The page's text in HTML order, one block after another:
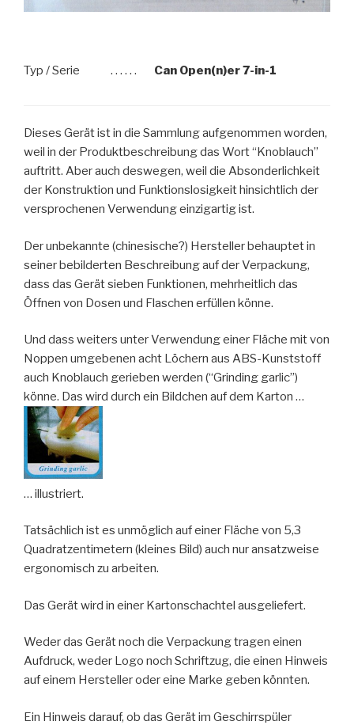
Typ / Serie . . . . . . Can Open(n)er 7-in-1
Dieses Gerät ist in die Sammlung aufgenommen worden,
weil in der Produktbeschreibung das Wort “Knoblauch”
auftritt. Aber auch deswegen, weil die Absonderlichkeit
der Konstruktion und Funktionslosigkeit hinsichtlich der
versprochenen Verwendung einzigartig ist.
Der unbekannte (chinesische?) Hersteller behauptet in
seiner bebilderten Beschreibung auf der Verpackung,
dass das Gerät sieben Funktionen, mehrheitlich das
Öffnen von Dosen und Flaschen erfüllen könne.
Und dass weiters unter Verwendung einer Fläche mit von
Noppen umgebenen acht Löchern aus ABS-Kunststoff
auch Knoblauch gerieben werden (“Grinding garlic”)
könne. Das wird durch ein Bildchen auf dem Karton …
… illustriert.
Tatsächlich ist es unmöglich auf einer Fläche von 5,3
Quadratzentimetern (kleines Bild) auch nur ansatzweise
ergonomisch zu arbeiten.
Das Gerät wird in einer Kartonschachtel ausgeliefert.
Weder das Gerät noch die Verpackung tragen einen
Aufdruck, weder Logo noch Schriftzug, die einen Hinweis
auf einem Hersteller oder eine Marke geben könnten.
Ein Hinweis darauf, ob das Gerät im Geschirrspüler